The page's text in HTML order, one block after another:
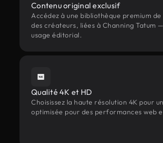
Contenu original exclusif
Accédez à une bibliothèque premium
des créateurs, liées à Channing Tatum
usage éditorial.
Qualité 4K et HD
Choisissez la haute résolution 4K pour
optimisée pour des performances web